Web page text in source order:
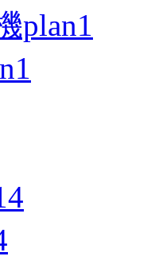
plan1
1